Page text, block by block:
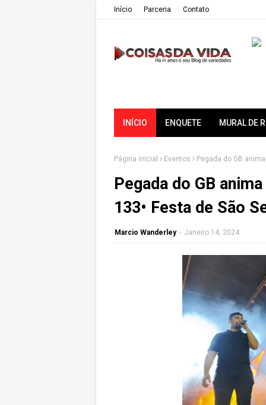
Iní­cio Parceria Contato
INÍCIO ENQUETE MURAL DE
Página inicial Eventos Pegada do GB
Pegada do GB
133• Festa de São
Marcio Wanderley - Janeiro 14, 2024